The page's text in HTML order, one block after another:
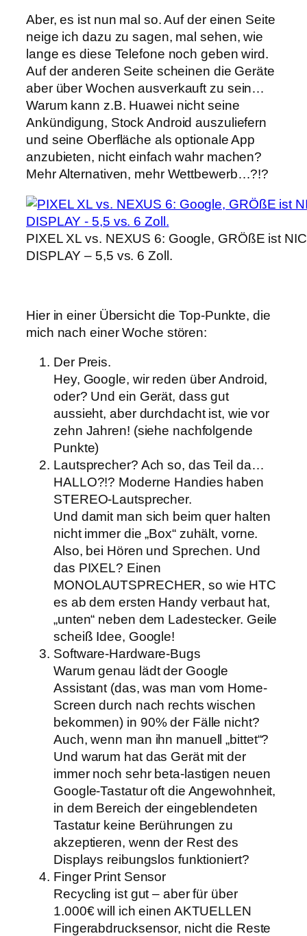
Aber, es ist nun mal so. Auf der einen Seite
neige ich dazu zu sagen, mal sehen, wie
lange es diese Telefone noch geben wird.
Auf der anderen Seite scheinen die Geräte
aber über Wochen ausverkauft zu sein…
Warum kann z.B. Huawei nicht seine
Ankündigung, Stock Android auszuliefern
und seine Oberfläche als optionale App
anzubieten, nicht einfach wahr machen?
Mehr Alternativen, mehr Wettbewerb…?!?
PIXEL XL vs. NEXUS 6: Google, GRÖßE ist
DISPLAY – 5,5 vs. 6 Zoll.
Hier in einer Übersicht die Top-Punkte, die
mich nach einer Woche stören:
Der Preis.
Hey, Google, wir reden über Android,
oder? Und ein Gerät, dass gut
aussieht, aber durchdacht ist, wie vor
zehn Jahren! (siehe nachfolgende
Punkte)
Lautsprecher? Ach so, das Teil da…
HALLO?!? Moderne Handies haben
STEREO-Lautsprecher.
Und damit man sich beim quer halten
nicht immer die „Box“ zuhält, vorne.
Also, bei Hören und Sprechen. Und
das PIXEL? Einen
MONOLAUTSPRECHER, so wie HTC
es ab dem ersten Handy verbaut hat,
„unten“ neben dem Ladestecker. Geile
scheiß Idee, Google!
Software-Hardware-Bugs
Warum genau lädt der Google
Assistant (das, was man vom Home-
Screen durch nach rechts wischen
bekommen) in 90% der Fälle nicht?
Auch, wenn man ihn manuell „bittet“?
Und warum hat das Gerät mit der
immer noch sehr beta-lastigen neuen
Google-Tastatur oft die Angewohnheit,
in dem Bereich der eingeblendeten
Tastatur keine Berührungen zu
akzeptieren, wenn der Rest des
Displays reibungslos funktioniert?
Finger Print Sensor
Recycling ist gut – aber für über
1.000€ will ich einen AKTUELLEN
Fingerabdrucksensor, nicht die Reste